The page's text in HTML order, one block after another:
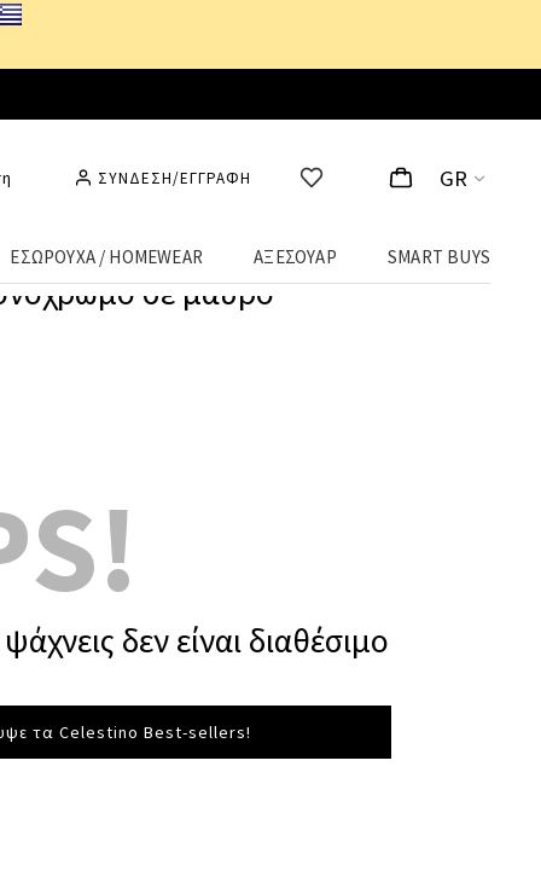
ΣΥΝΔΕΣΗ/ΕΓΓΡΑΦΗ GR
ΕΣΩΡΟΥΧΑ / HOMEWEAR ΑΞΕΣΟΥΑΡ SMART BUYS
σε μαύρο
δεν είναι διαθέσιμο
τα Celestino Best-sellers!